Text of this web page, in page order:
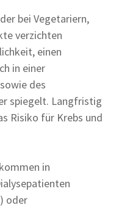
bei Vegetariern,
verzichten
einen
in einer
des
spiegelt. Langfristig
Risiko für Krebs und
in
oder